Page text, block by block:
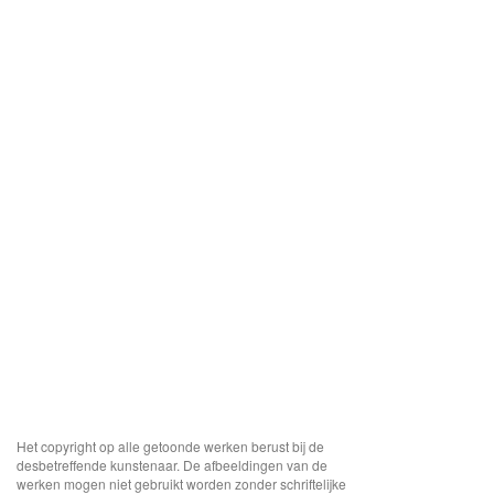
Het copyright op alle getoonde werken berust bij de
desbetreffende kunstenaar. De afbeeldingen van de
werken mogen niet gebruikt worden zonder schriftelijke